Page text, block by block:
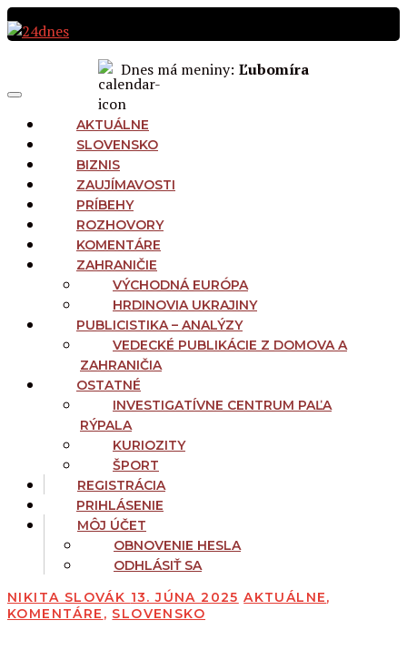
Preskočiť
na
Dnes má meniny: Ľubomíra
NAVIGATION
Menu
AKTUÁLNE
SLOVENSKO
BIZNIS
ZAUJÍMAVOSTI
PRÍBEHY
ROZHOVORY
KOMENTÁRE
ZAHRANIČIE
VÝCHODNÁ EURÓPA
HRDINOVIA UKRAJINY
PUBLICISTIKA – ANALÝZY
VEDECKÉ PUBLIKÁCIE Z DOMOVA A
ZAHRANIČIA
OSTATNÉ
INVESTIGATÍVNE CENTRUM PAĽA
RÝPALA
KURIOZITY
ŠPORT
REGISTRÁCIA
PRIHLÁSENIE
MÔJ ÚČET
OBNOVENIE HESLA
ODHLÁSIŤ SA
NIKITA SLOVÁK 13. JÚNA 2025 AKTUÁLNE,
KOMENTÁRE , SLOVENSKO